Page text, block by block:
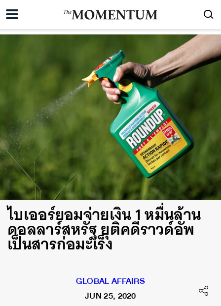
ไบเออร์ยอมจ่ายเงิน 1 หมื่นล้าน
ดอลลาร์สหรัฐ ยุติคดีราวด์อัพ
เป็นสารก่อมะเร็ง
GLOBAL AFFAIRS
JUN 25, 2020